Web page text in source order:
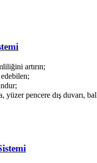
artırın;
pencere dış duvarı,